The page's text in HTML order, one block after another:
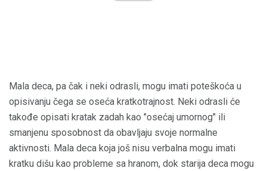
Mala deca, pa čak i neki odrasli, mogu imati poteškoća u
opisivanju čega se oseća kratkotrajnost. Neki odrasli će
takođe opisati kratak zadah kao "osećaj umornog" ili
smanjenu sposobnost da obavljaju svoje normalne
aktivnosti. Mala deca koja još nisu verbalna mogu imati
kratku dišu kao probleme sa hranom, dok starija deca mogu